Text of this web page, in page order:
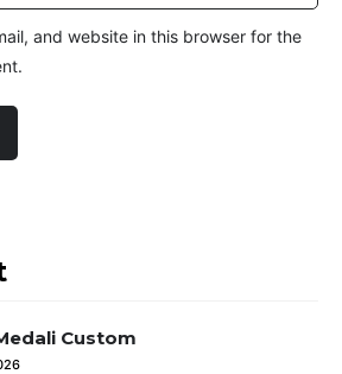
and website in this browser for the
Custom